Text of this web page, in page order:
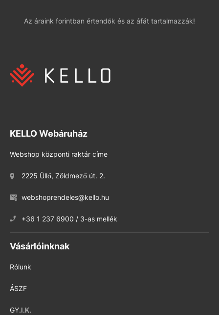
Az áraink forintban értendők és az áfát tartalmazzák!
KELLO Webáruház
Webshop központi raktár címe
2225 Üllő, Zöldmező út. 2.
webshoprendeles@kello.hu
+36 1 237 6900 / 3-as mellék
Vásárlóinknak
Rólunk
ÁSZF
GY.I.K.